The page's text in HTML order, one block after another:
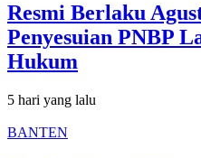
Resmi Berlaku
Penyesuian PNBP
Hukum
5 hari yang lalu
BANTEN